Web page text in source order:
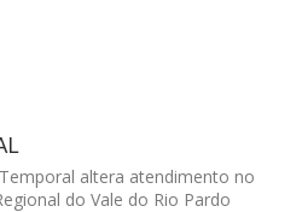
Temporal altera atendimento no
do Vale do Rio Pardo